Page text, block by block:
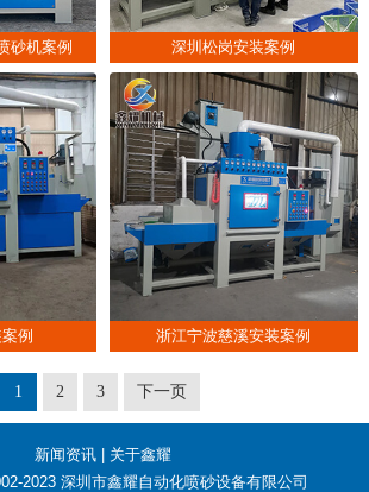
砂机案例 深圳松岗安装案例
例 浙江宁波慈溪安装案例
1 2 3 下一页
新闻资讯| 关于鑫耀
2023 深圳市鑫耀自动化喷砂设备有限公司